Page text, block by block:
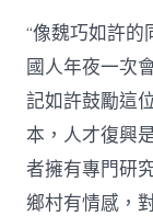
“像魏巧如許
國人年夜一次
記如許鼓勵這
本，人才復興
者擁有專門研
鄉村有情感，